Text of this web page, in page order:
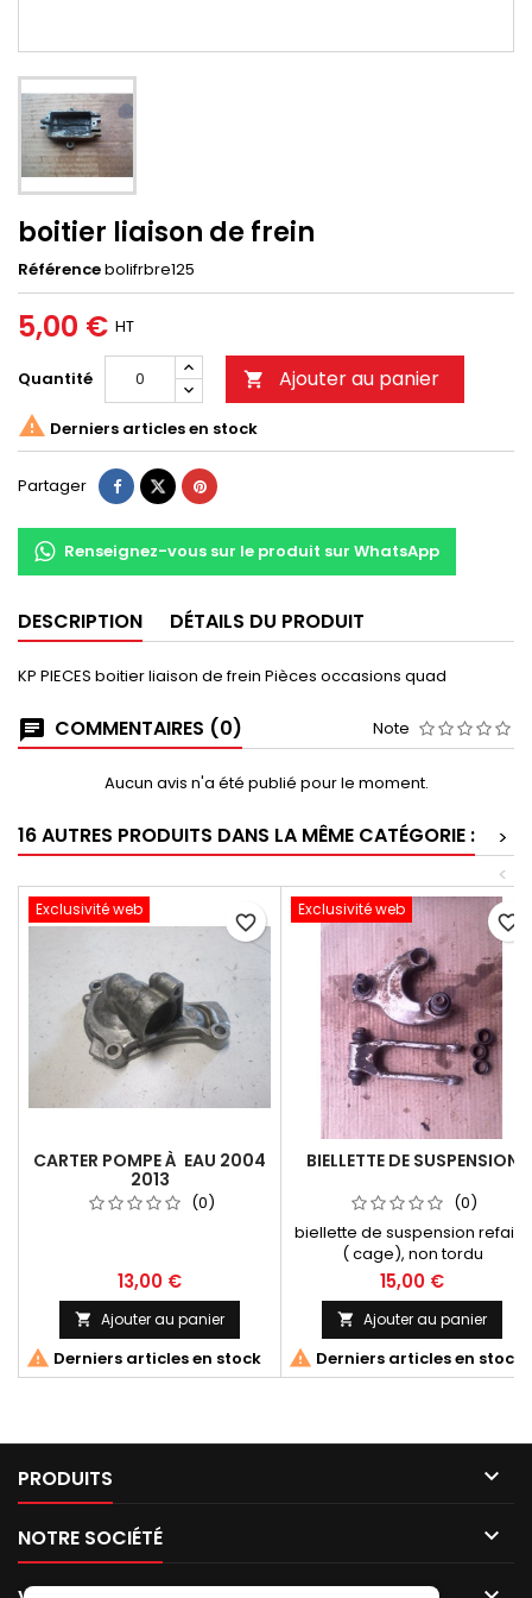
boitier liaison de frein
Référencebolifrbre125
5,00 € HT
Quantité  Ajouter au panier
 Derniers articles en stock
Partager
Renseignez-vous sur le produit sur WhatsApp
DESCRIPTION DÉTAILS DU PRODUIT
KP PIECES boitier liaison de frein Pièces occasions quad
COMMENTAIRES (0) Note
Aucun avis n'a été publié pour le moment.
16 AUTRES PRODUITS DANS LA MÊME CATÉGORIE :
>
<
Exclusivité web
CARTER POMPE À EAU 2004
2013
(0)
13,00 €
 Ajouter au panier
 Derniers articles en stock
favorite_border
Exclusivité web
BIELLETTE DE SUSPENSION
(0)
biellette de suspension refaire
( cage), non tordu
15,00 €
 Ajouter au panier
 Derniers articles en stock
favorite_border
PRODUITS 
NOTRE SOCIÉTÉ 